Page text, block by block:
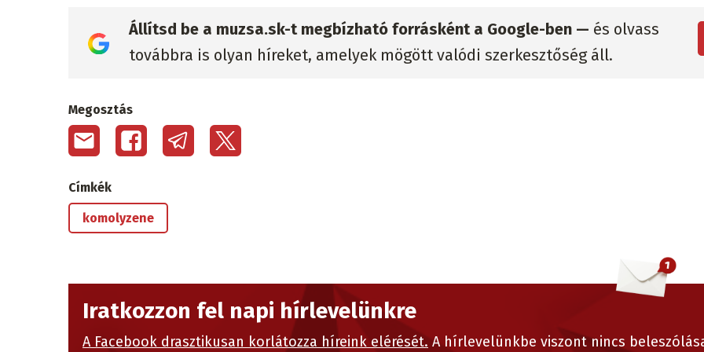
Állítsd be a muzsa.sk-t megbízható forrásként a Google-ben — és olvass
továbbra is olyan híreket, amelyek mögött valódi szerkesztőség áll.
Megosztás
Címkék
komolyzene
Iratkozzon fel napi hírlevelünkre
A Facebook drasztikusan korlátozza híreink elérését. A hírlevelünkbe viszont nincs